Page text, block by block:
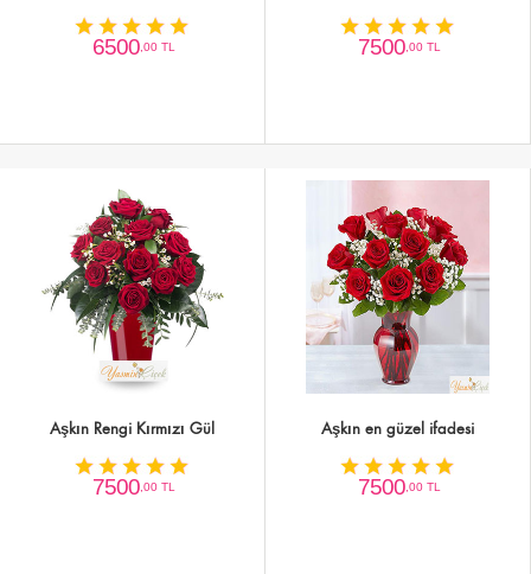
6500,00 TL 7500,00 TL
Aşkın Rengi Kırmızı Gül
7500,00 TL
Aşkın en güzel ifadesi
7500,00 TL